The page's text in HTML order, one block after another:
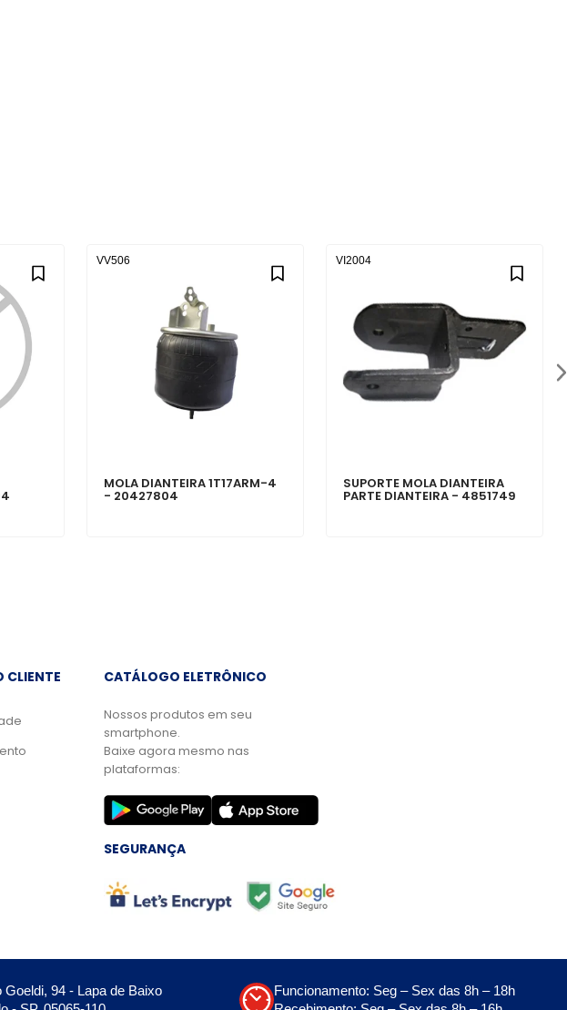
MOLA DIANTEIRA 1T17ARM-4
- 20427804
VV506
SUPORTE MOLA DIANTEIRA
PARTE DIANTEIRA - 4851749
VI2004
CLIENTE CATÁLOGO ELETRÔNICO
Nossos produtos em seu
smartphone.
Baixe agora mesmo nas
plataformas:
SEGURANÇA
Goeldi, 94 - Lapa de Baixo
Funcionamento: Seg – Sex das 8h – 18h